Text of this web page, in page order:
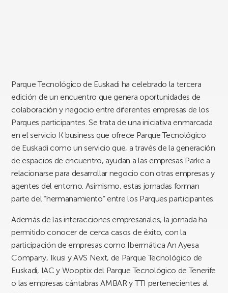
Parque Tecnológico de Euskadi ha celebrado la tercera
edición de un encuentro que genera oportunidades de
colaboración y negocio entre diferentes empresas de los
Parques participantes. Se trata de una iniciativa enmarcada
en el servicio K business que ofrece Parque Tecnológico
de Euskadi como un servicio que, a través de la generación
de espacios de encuentro, ayudan a las empresas Parke a
relacionarse para desarrollar negocio con otras empresas y
agentes del entorno. Asimismo, estas jornadas forman
parte del “hermanamiento” entre los Parques participantes.
Además de las interacciones empresariales, la jornada ha
permitido conocer de cerca casos de éxito, con la
participación de empresas como Ibermática An Ayesa
Company, Ikusi y AVS Next, de Parque Tecnológico de
Euskadi, IAC y Wooptix del Parque Tecnológico de Tenerife
o las empresas cántabras AMBAR y TTI pertenecientes al